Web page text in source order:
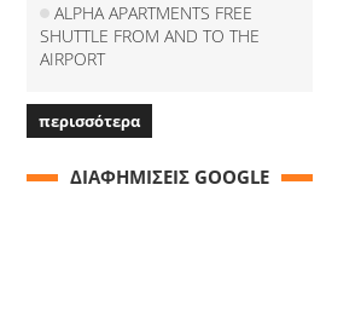
ALPHA APARTMENTS FREE
SHUTTLE FROM AND TO THE
AIRPORT
περισσότερα
ΔΙΑΦΗΜΙΣΕΙΣ GOOGLE